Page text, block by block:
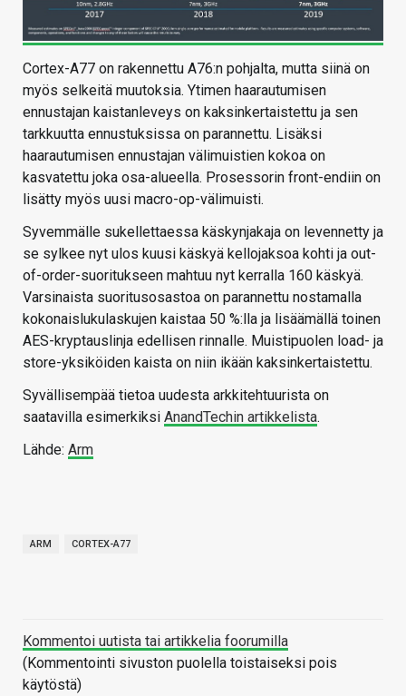
Cortex-A77 on rakennettu A76:n pohjalta, mutta siinä on
myös selkeitä muutoksia. Ytimen haarautumisen
ennustajan kaistanleveys on kaksinkertaistettu ja sen
tarkkuutta ennustuksissa on parannettu. Lisäksi
haarautumisen ennustajan välimuistien kokoa on
kasvatettu joka osa-alueella. Prosessorin front-endiin on
lisätty myös uusi macro-op-välimuisti.
Syvemmälle sukellettaessa käskynjakaja on levennetty ja
se sylkee nyt ulos kuusi käskyä kellojaksoa kohti ja out-
of-order-suoritukseen mahtuu nyt kerralla 160 käskyä.
Varsinaista suoritusosastoa on parannettu nostamalla
kokonaislukulaskujen kaistaa 50 %:lla ja lisäämällä toinen
AES-kryptauslinja edellisen rinnalle. Muistipuolen load- ja
store-yksiköiden kaista on niin ikään kaksinkertaistettu.
Syvällisempää tietoa uudesta arkkitehtuurista on
saatavilla esimerkiksi AnandTechin artikkelista.
Lähde: Arm
ARM CORTEX-A77
Kommentoi uutista tai artikkelia foorumilla
(Kommentointi sivuston puolella toistaiseksi pois
käytöstä)